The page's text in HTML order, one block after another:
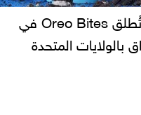
KFC تطلق نكهة الكراميل المملح
وتثير ضجة عالمية